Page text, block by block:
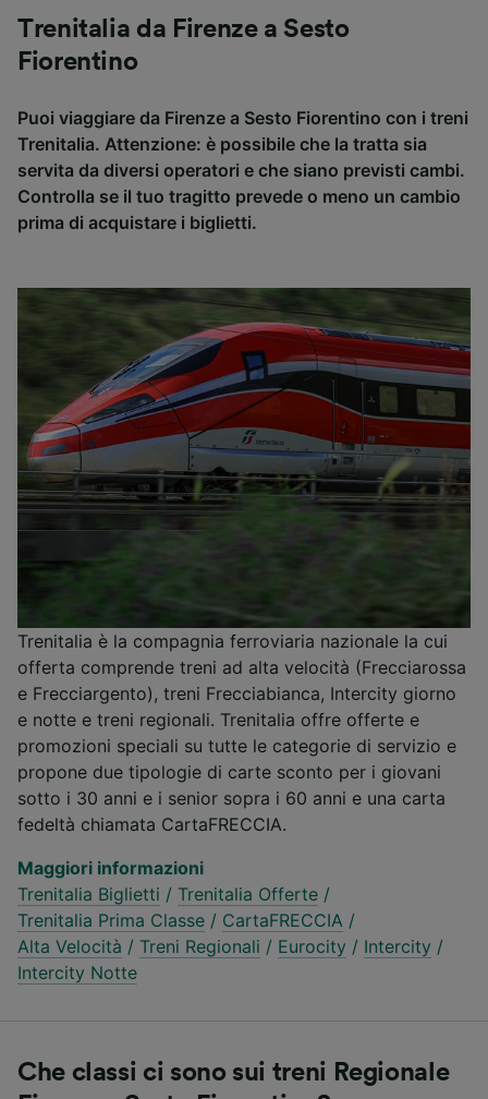
Trenitalia da Firenze a Sesto
Fiorentino
Puoi viaggiare da Firenze a Sesto Fiorentino con i treni
Trenitalia. Attenzione: è possibile che la tratta sia
servita da diversi operatori e che siano previsti cambi.
Controlla se il tuo tragitto prevede o meno un cambio
prima di acquistare i biglietti.
Trenitalia è la compagnia ferroviaria nazionale la cui
offerta comprende treni ad alta velocità (Frecciarossa
e Frecciargento), treni Frecciabianca, Intercity giorno
e notte e treni regionali. Trenitalia offre offerte e
promozioni speciali su tutte le categorie di servizio e
propone due tipologie di carte sconto per i giovani
sotto i 30 anni e i senior sopra i 60 anni e una carta
fedeltà chiamata CartaFRECCIA.
Maggiori informazioni
Trenitalia Biglietti / Trenitalia Offerte /
Trenitalia Prima Classe / CartaFRECCIA /
Alta Velocità / Treni Regionali / Eurocity / Intercity /
Intercity Notte
Che classi ci sono sui treni Regionale